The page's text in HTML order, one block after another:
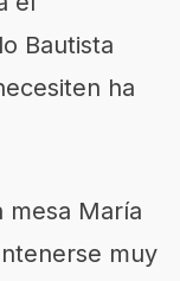
Bautista
ha
mesa María
muy